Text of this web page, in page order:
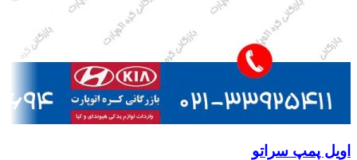
اویل پمپ سراتو